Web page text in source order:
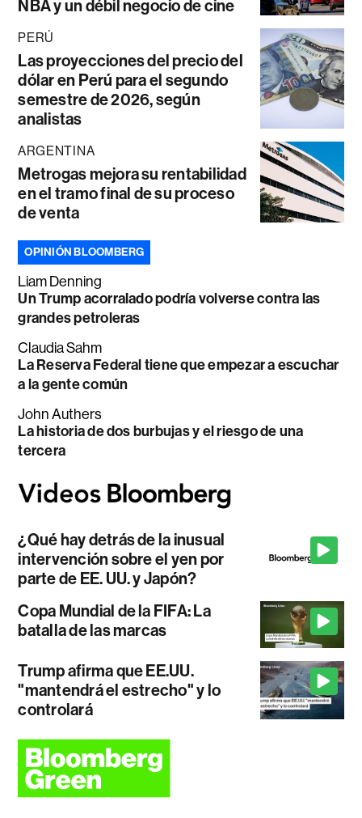
NBA y un débil negocio de cine
PERÚ
Las proyecciones del precio del
dólar en Perú para el segundo
semestre de 2026, según
analistas
ARGENTINA
Metrogas mejora su rentabilidad
en el tramo final de su proceso
de venta
OPINIÓN BLOOMBERG
Liam Denning
Un Trump acorralado podría volverse contra las
grandes petroleras
Claudia Sahm
La Reserva Federal tiene que empezar a escuchar
a la gente común
John Authers
La historia de dos burbujas y el riesgo de una
tercera
¿Qué hay detrás de la inusual
intervención sobre el yen por
parte de EE. UU. y Japón?
Copa Mundial de la FIFA: La
batalla de las marcas
Trump afirma que EE.UU.
"mantendrá el estrecho" y lo
controlará